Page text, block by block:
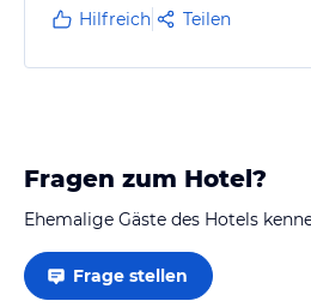
teuer die Unterkünfte. Uns
Das Holzhaus ist nicht
Hilfreich Teilen
Fragen zum Hotel?
Ehemalige Gäste des Hotels
Frage stellen